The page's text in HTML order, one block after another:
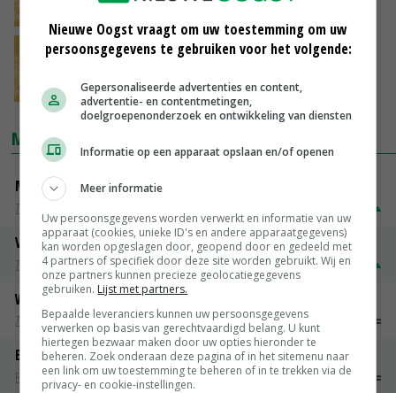
Boterprijs stabiel, poeders in de min
14-03-2018
MARKTPRIJZEN
Magere melkpoeder
Zuivel weekprijzen
Volle melkpoeder
Zuivel weekprijzen
€ 345,00 € 20,00
Weipoeder
Zuivel weekprijzen
€ 134,00
Boeren Gouda 12 kg
Boerenkaas
€ 6,05 € 0,00
Nieuwe Oogst vraagt om uw toestemming om uw
persoonsgegevens te gebruiken voor het volgende:
Gepersonaliseerde advertenties en content,
advertentie- en contentmetingen,
doelgroepenonderzoek en ontwikkeling van diensten
Informatie op een apparaat opslaan en/of openen
Meer informatie
Uw persoonsgegevens worden verwerkt en informatie van uw
apparaat (cookies, unieke ID's en andere apparaatgegevens)
kan worden opgeslagen door, geopend door en gedeeld met
4 partners of specifiek door deze site worden gebruikt. Wij en
onze partners kunnen precieze geolocatiegegevens
gebruiken. Lijst met partners.
Bepaalde leveranciers kunnen uw persoonsgegevens
verwerken op basis van gerechtvaardigd belang. U kunt
hiertegen bezwaar maken door uw opties hieronder te
beheren. Zoek onderaan deze pagina of in het sitemenu naar
een link om uw toestemming te beheren of in te trekken via de
privacy- en cookie-instellingen.